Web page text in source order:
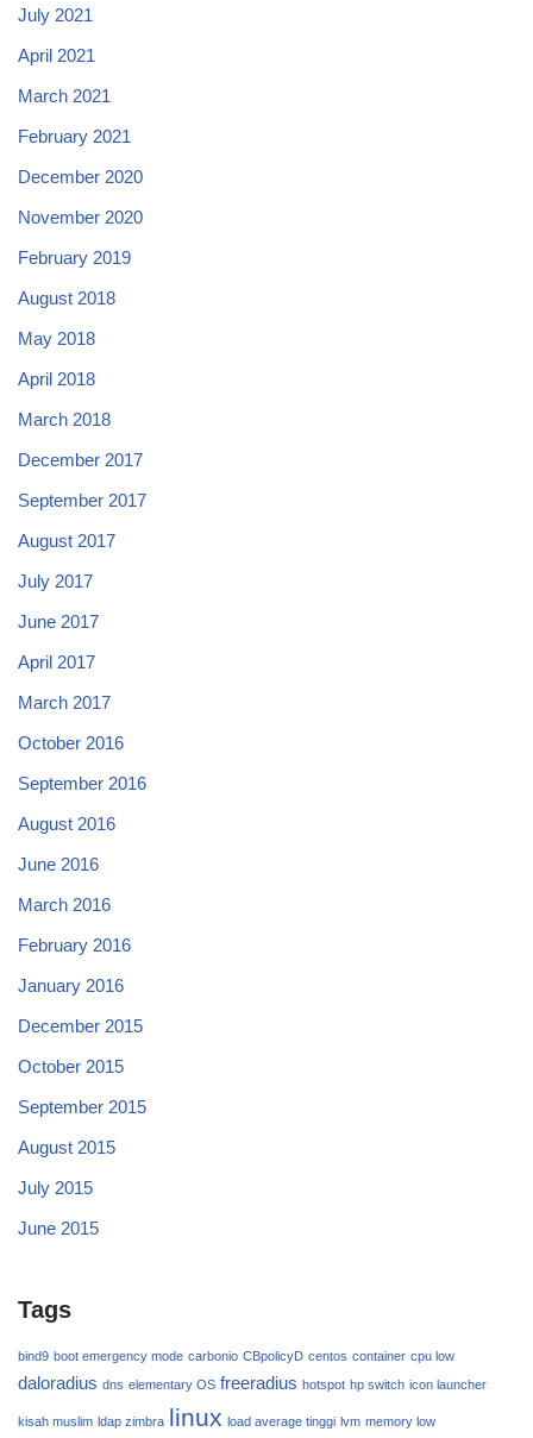
July 2021
April 2021
March 2021
February 2021
December 2020
November 2020
February 2019
August 2018
May 2018
April 2018
March 2018
December 2017
September 2017
August 2017
July 2017
June 2017
April 2017
March 2017
October 2016
September 2016
August 2016
June 2016
March 2016
February 2016
January 2016
December 2015
October 2015
September 2015
August 2015
July 2015
June 2015
Tags
bind9 boot emergency mode carbonio CBpolicyD centos container cpu low
daloradius dns elementary OS freeradius hotspot hp switch icon launcher
kisah muslim ldap zimbra linux load average tinggi lvm memory low